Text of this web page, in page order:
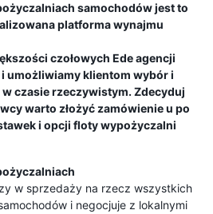
samochodówjest to
platforma wynajmu
czołowych Edeagencji
umożliwiamy klientom wybór i
czasie rzeczywistym. Zdecyduj
warto złożyć zamówienie u po
i opcji floty wypożyczalni
w sprzedaży na rzecz wszystkich
i negocjuje z lokalnymi